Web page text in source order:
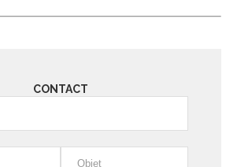
CONTACT